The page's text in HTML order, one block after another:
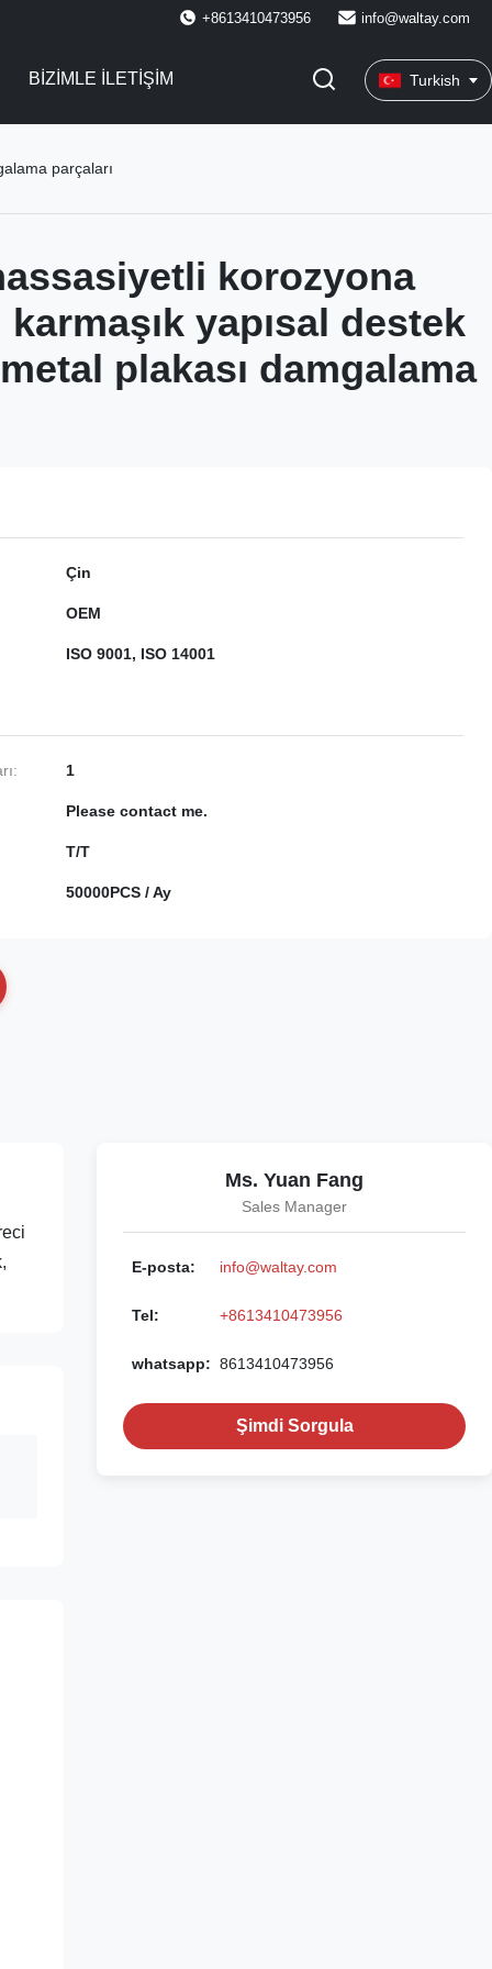
+8613410473956 info@waltay.com
BIZIMLE İLETIŞIM Turkish
parçaları
korozyona
karmaşık yapısal destek
plakası damgalama
Çin
OEM
ISO 9001, ISO 14001
1
Please contact me.
T/T
50000PCS / Ay
Ms. Yuan Fang
Sales Manager
E-posta: info@waltay.com
Tel: +8613410473956
whatsapp: 8613410473956
Şimdi Sorgula